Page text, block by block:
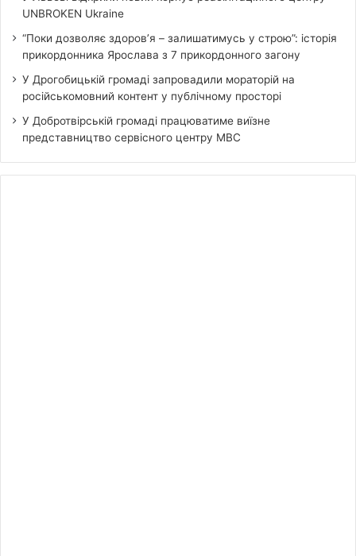
UNBROKEN Ukraine
“Поки дозволяє здоров’я – залишатимусь у строю”: історія
прикордонника Ярослава з 7 прикордонного загону
У Дрогобицькій громаді запровадили мораторій на
російськомовний контент у публічному просторі
У Добротвірській громаді працюватиме виїзне
представництво сервісного центру МВС